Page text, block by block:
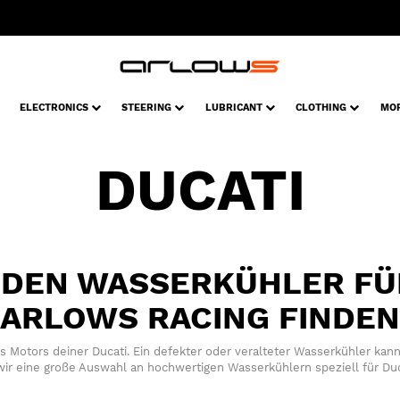
ELECTRONICS STEERING LUBRICANT CLOTHING
DUCATI
WASSERKÜHLER
ARLOWS RACING FINDEN
deiner Ducati. Ein defekter oder veralteter Wasserkühler
eine große Auswahl an hochwertigen Wasserkühlern speziell für